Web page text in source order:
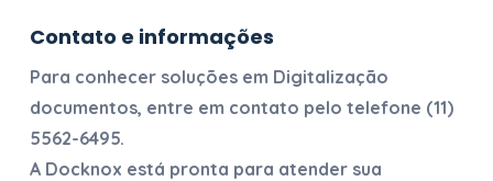
Contato e informações
Para conhecer soluções em Digitalização
documentos, entre em contato pelo telefone (11)
5562-6495.
A Docknox está pronta para atender sua